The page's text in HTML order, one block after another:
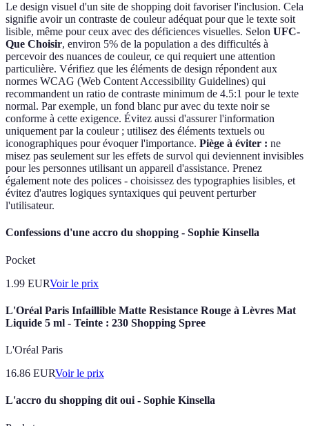
Le design visuel d'un site de shopping doit favoriser l'inclusion. Cela
signifie avoir un contraste de couleur adéquat pour que le texte soit
lisible, même pour ceux avec des déficiences visuelles. Selon UFC-
Que Choisir, environ 5% de la population a des difficultés à
percevoir des nuances de couleur, ce qui requiert une attention
particulière. Vérifiez que les éléments de design répondent aux
normes WCAG (Web Content Accessibility Guidelines) qui
recommandent un ratio de contraste minimum de 4.5:1 pour le texte
normal. Par exemple, un fond blanc pur avec du texte noir se
conforme à cette exigence. Évitez aussi d'assurer l'information
uniquement par la couleur ; utilisez des éléments textuels ou
iconographiques pour évoquer l'importance. Piège à éviter : ne
misez pas seulement sur les effets de survol qui deviennent invisibles
pour les personnes utilisant un appareil d'assistance. Prenez
également note des polices - choisissez des typographies lisibles, et
évitez d'autres logiques syntaxiques qui peuvent perturber
l'utilisateur.
Confessions d'une accro du shopping - Sophie Kinsella
Pocket
1.99 EURVoir le prix
L'Oréal Paris Infaillible Matte Resistance Rouge à Lèvres Mat
Liquide 5 ml - Teinte : 230 Shopping Spree
L'Oréal Paris
16.86 EURVoir le prix
L'accro du shopping dit oui - Sophie Kinsella